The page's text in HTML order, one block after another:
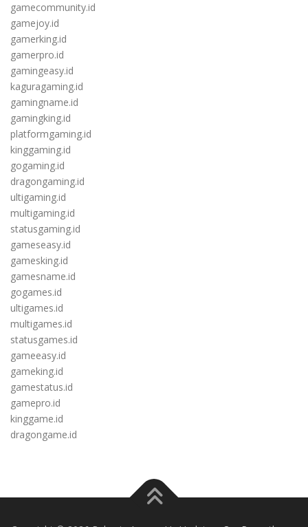
gamecommunity.id
gamejoy.id
gamerking.id
gamerpro.id
gamingeasy.id
kaguragaming.id
gamingname.id
gamingking.id
platformgaming.id
kinggaming.id
gogaming.id
dragongaming.id
ultigaming.id
multigaming.id
statusgaming.id
gameseasy.id
gamesking.id
gamesname.id
gogames.id
ultigames.id
multigames.id
statusgames.id
gameeasy.id
gameking.id
gamestatus.id
gamepro.id
kinggame.id
dragongame.id